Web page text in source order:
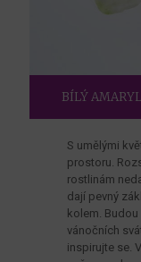
BÍLÝ
S umělými
prostoru.
rostlinám
dají pevný
kolem.
vánočních
inspirujte se.